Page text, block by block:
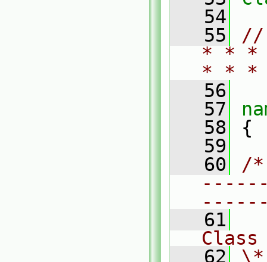
   54
   55
//
* * *
* *
   56
   57
   58
{
   59
   60
/
   61
Class
   62